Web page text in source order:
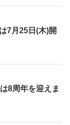
7月25日(木)開
8周年を迎えま